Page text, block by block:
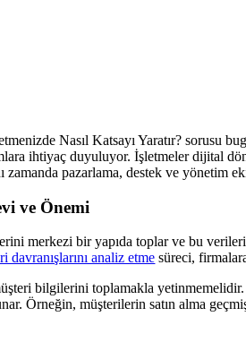
Nasıl Katsayı Yaratır? sorusu
ihtiyaç duyuluyor. İşletmeler dijital
zamanda pazarlama, destek ve
ve Önemi
merkezi bir yapıda toplar ve bu
davranışlarını analiz etme süreci,
bilgilerini toplamakla
Örneğin, müşterilerin satın alma